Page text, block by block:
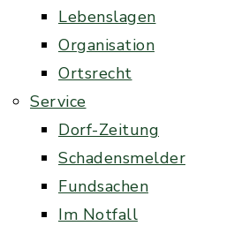
Lebenslagen
Organisation
Ortsrecht
Service
Dorf-Zeitung
Schadensmelder
Fundsachen
Im Notfall